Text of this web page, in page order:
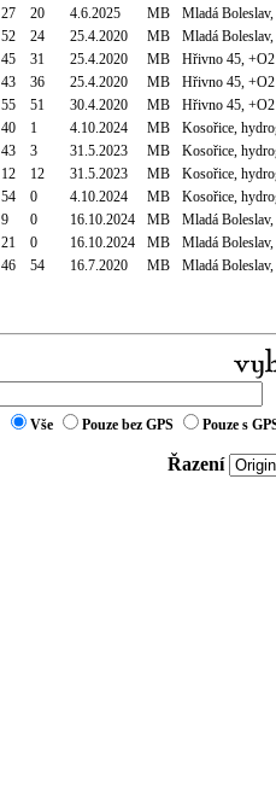
27 20 4.6.2025 MB
Mladá
52 24 25.4.2020 MB
Mladá
45 31 25.4.2020 MB
Hřivno 45, +O2
43 36 25.4.2020 MB
Hřivno 45, +O2
55 51 30.4.2020 MB
Hřivno 45, +O2
40 1 4.10.2024 MB
Kosořice,
43 3 31.5.2023 MB
Kosořice,
12 12 31.5.2023 MB
Kosořice,
54 0 4.10.2024 MB
Kosořice,
9 0 16.10.2024 MB
Mladá
21 0 16.10.2024 MB
Mladá
46 54 16.7.2020 MB Mladá
Vše Pouze bez GPS Pouze s
Řazení